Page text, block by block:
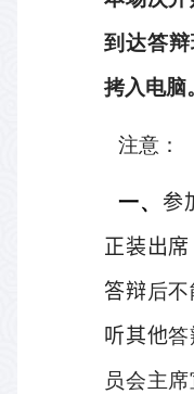
到达答
拷入电脑
注意：
一、 参
正装出席
答辩后不
听其他答
员会主